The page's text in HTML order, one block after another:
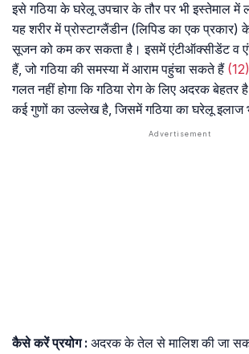
इसे गठिया के घरेलू उपचार के तौर पर भी इस्तेमाल में
यह शरीर में प्रोस्टाग्लैंडीन (लिपिड का एक
सूजन को कम कर सकता है। इसमें एंटीऑक्सीडेंट व
हैं, जो गठिया की समस्या में आराम पहुंचा सकते हैं (12)
गलत नहीं होगा कि गठिया रोग के लिए अदरक बेहतर
कई गुणों का उल्लेख है, जिसमें गठिया का घरेलू इलाज
कैसे करें प्रयोग: अदरक के तेल से मालिश की जा